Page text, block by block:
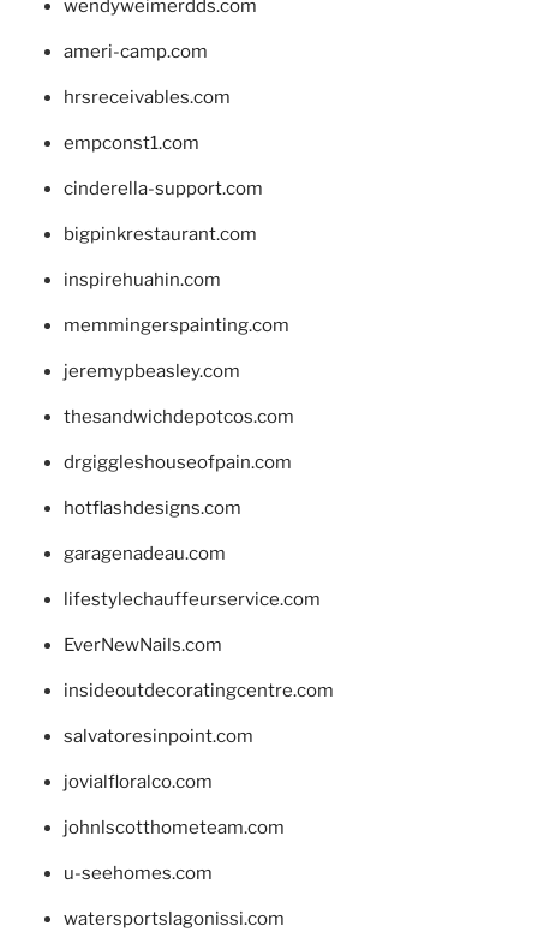
wendyweimerdds.com
ameri-camp.com
hrsreceivables.com
empconst1.com
cinderella-support.com
bigpinkrestaurant.com
inspirehuahin.com
memmingerspainting.com
jeremypbeasley.com
thesandwichdepotcos.com
drgiggleshouseofpain.com
hotflashdesigns.com
garagenadeau.com
lifestylechauffeurservice.com
EverNewNails.com
insideoutdecoratingcentre.com
salvatoresinpoint.com
jovialfloralco.com
johnlscotthometeam.com
u-seehomes.com
watersportslagonissi.com